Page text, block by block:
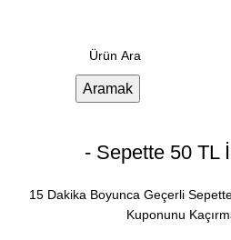
Aramak
- Sepette 50 TL
15 Dakika Boyunca Geçerli
Kuponunu